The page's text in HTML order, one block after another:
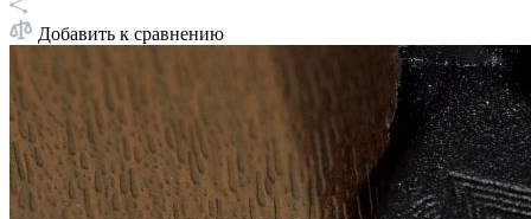
Добавить к сравнению